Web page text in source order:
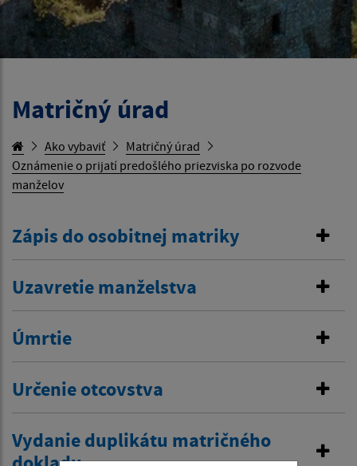
Matričný úrad
Ako vybaviť
Matričný úrad
Oznámenie o prijatí predošlého priezviska po rozvode
manželov
Zápis do osobitnej matriky
Uzavretie manželstva
Úmrtie
Určenie otcovstva
Vydanie duplikátu matričného